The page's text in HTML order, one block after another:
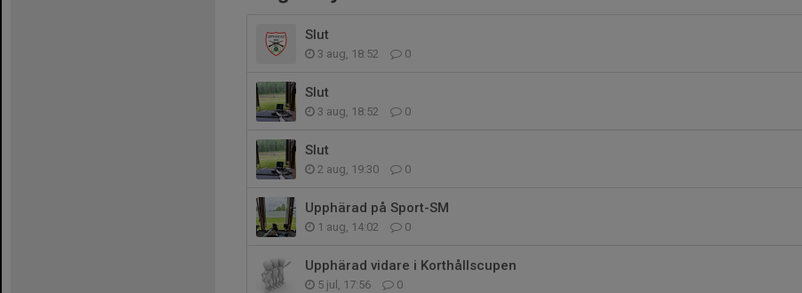
Slut
3 aug, 18:52 0
Slut
3 aug, 18:52 0
Slut
2 aug, 19:30 0
Upphärad på Sport-SM
1 aug, 14:02 0
Upphärad vidare i Korthållscupen
5 jul, 17:56 0